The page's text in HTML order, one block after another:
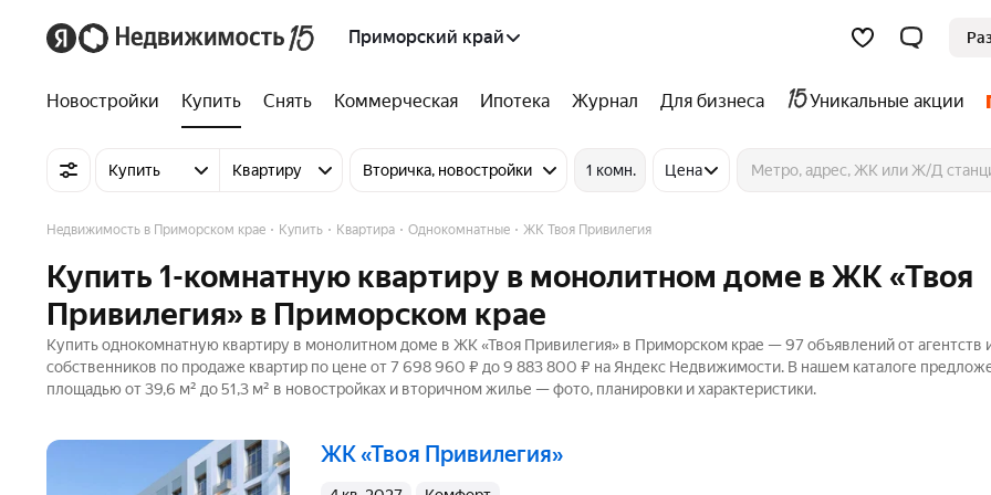
Приморский край
Новостройки Купить Снять Коммерческая Ипотека Журнал Для бизнеса Уникальные акции
Купить Квартиру Вторичка, новостройки 1 комн. Цена
Недвижимость в Приморском крае Купить Квартира Однокомнатные ЖК Твоя Привилегия
Купить 1-комнатную квартиру в монолитном доме в ЖК «Твоя
Привилегия» в Приморском крае
Купить однокомнатную квартиру в монолитном доме в ЖК «Твоя Привилегия» в Приморском крае — 97 объявлений от агентств
собственников по продаже квартир по цене от 7 698 960 ₽ до 9 883 800 ₽ на Яндекс Недвижимости. В нашем каталоге
площадью от 39,6 м² до 51,3 м² в новостройках и вторичном жилье — фото, планировки и характеристики.
ЖК «Твоя Привилегия»